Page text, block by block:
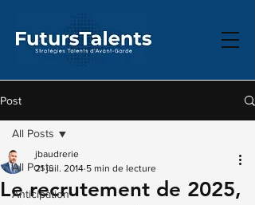
Post
All Posts
Anticipation
All Posts
Le recrutement de 2025,
jbaudrerie
21 juil. 2014 5 min de lecture